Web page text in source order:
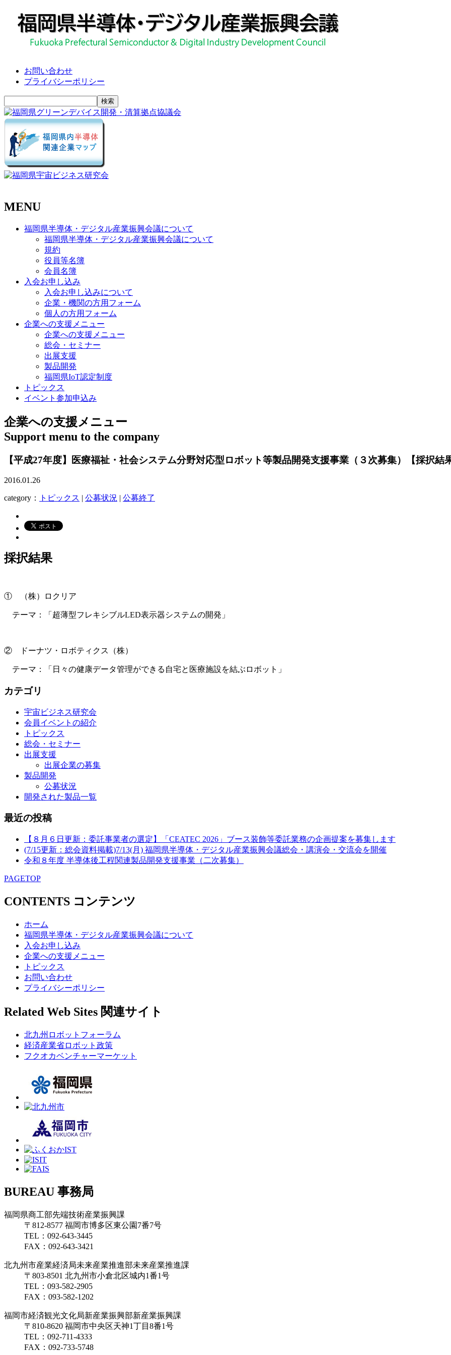
お問い合わせ
プライバシーポリシー
MENU
福岡県半導体・デジタル産業振興会議について
福岡県半導体・デジタル産業振興会議について
規約
役員等名簿
会員名簿
入会お申し込み
入会お申し込みについて
企業・機関の方用フォーム
個人の方用フォーム
企業への支援メニュー
企業への支援メニュー
総会・セミナー
出展支援
製品開発
福岡県IoT認定制度
トピックス
イベント参加申込み
企業への支援メニュー
Support menu to the company
【平成27年度】医療福祉・社会システム分野対応型ロボット等製品開発支援事業（３次募集）【採択結
2016.01.26
category： トピックス | 公募状況 | 公募終了
採択結果
① （株）ロクリア
テーマ：「超薄型フレキシブルLED表示器システムの開発」
② ドーナツ・ロボティクス（株）
テーマ：「日々の健康データ管理ができる自宅と医療施設を結ぶロボット」
カテゴリ
宇宙ビジネス研究会
会員イベントの紹介
トピックス
総会・セミナー
出展支援
出展企業の募集
製品開発
公募状況
開発された製品一覧
最近の投稿
【８月６日更新：委託事業者の選定】「CEATEC 2026」ブース装飾等委託業務の企画提案を募集します
(7/15更新：総会資料掲載)7/13(月) 福岡県半導体・デジタル産業振興会議総会・講演会・交流会を開催
令和８年度 半導体後工程関連製品開発支援事業（二次募集）
PAGETOP
CONTENTS コンテンツ
ホーム
福岡県半導体・デジタル産業振興会議について
入会お申し込み
企業への支援メニュー
トピックス
お問い合わせ
プライバシーポリシー
Related Web Sites 関連サイト
北九州ロボットフォーラム
経済産業省ロボット政策
フクオカベンチャーマーケット
BUREAU 事務局
福岡県商工部先端技術産業振興課
〒812-8577 福岡市博多区東公園7番7号
TEL： 092-643-3445
FAX： 092-643-3421
北九州市産業経済局未来産業推進部未来産業推進課
〒803-8501 北九州市小倉北区城内1番1号
TEL： 093-582-2905
FAX： 093-582-1202
福岡市経済観光文化局新産業振興部新産業振興課
〒810-8620 福岡市中央区天神1丁目8番1号
TEL： 092-711-4333
FAX： 092-733-5748